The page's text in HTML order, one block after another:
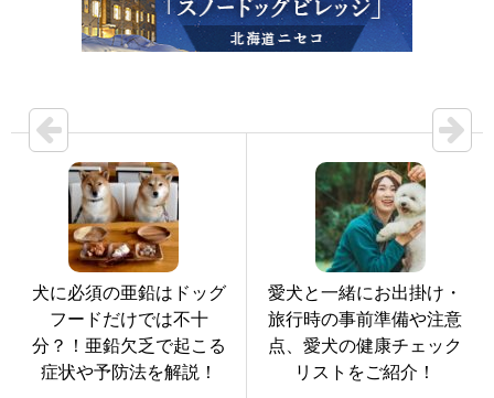
犬に必須の亜鉛はドッグ
フードだけでは不十
分？！亜鉛欠乏で起こる
症状や予防法を解説！
愛犬と一緒にお出掛け・
旅行時の事前準備や注意
点、愛犬の健康チェック
リストをご紹介！